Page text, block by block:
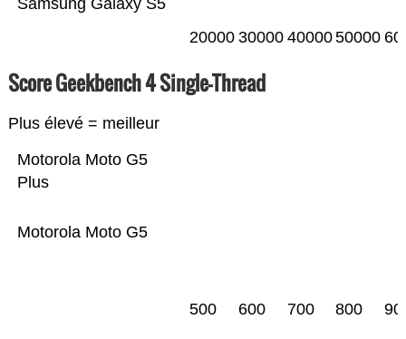
Samsung Galaxy S5
20000 30000 4000050000
Score Geekbench 4 Single-Thread
Plus élevé = meilleur
Motorola Moto G5
Motorola Moto G5
Plus
500 600 700 800